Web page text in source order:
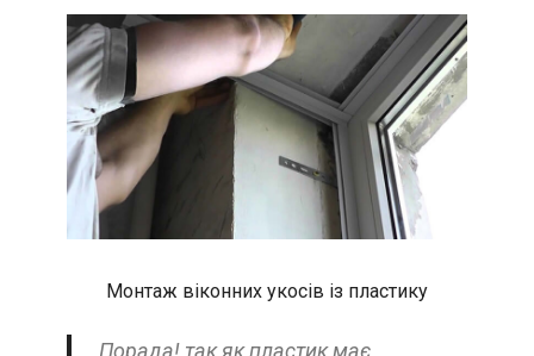
Монтаж віконних укосів із пластику